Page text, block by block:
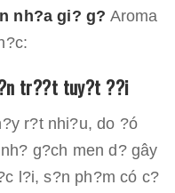
nh?a gi? g? Aroma
tr??t tuy?t ??i
r?t nhi?u, do ?ó
g?ch men d? gây
l?i, s?n ph?m có c?